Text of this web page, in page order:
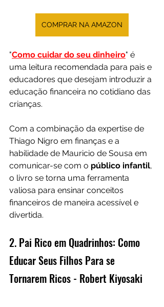
COMPRAR NA AMAZON
"Como cuidar do seu dinheiro" é
uma leitura recomendada para pais e
educadores que desejam introduzir a
educação financeira no cotidiano das
crianças.
Com a combinação da expertise de
Thiago Nigro em finanças e a
habilidade de Mauricio de Sousa em
comunicar-se com o público infantil,
o livro se torna uma ferramenta
valiosa para ensinar conceitos
financeiros de maneira acessível e
divertida.
2. Pai Rico em Quadrinhos: Como
Educar Seus Filhos Para se
Tornarem Ricos - Robert Kiyosaki